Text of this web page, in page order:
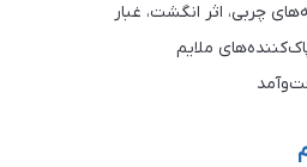
چربی، اثر انگشت، غبار
ملایم